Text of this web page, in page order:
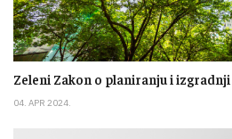
Zeleni Zakon o planiranju i izgradnji
04. APR 2024.